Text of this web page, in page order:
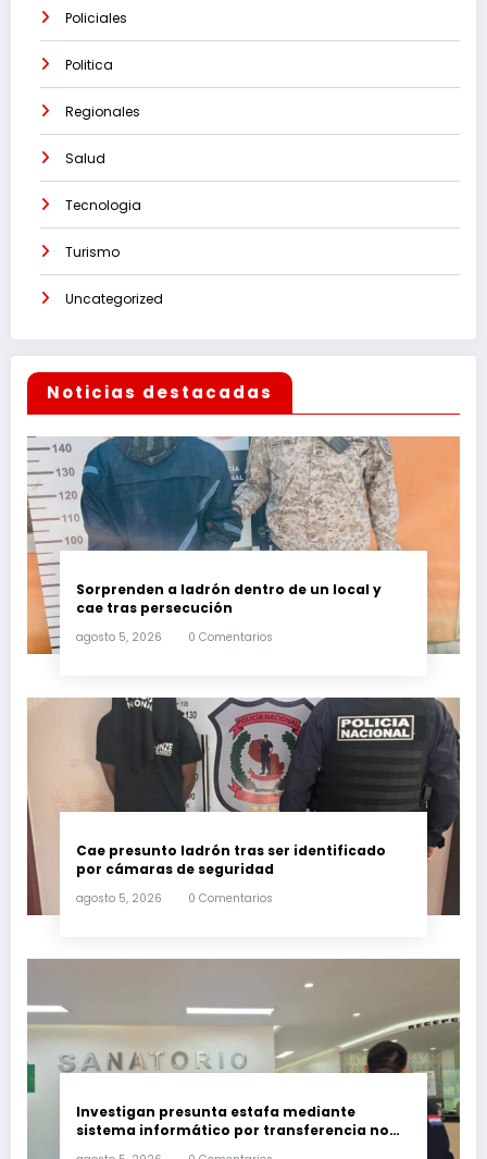
Policiales
Politica
Regionales
Salud
Tecnologia
Turismo
Uncategorized
Noticias destacadas
Sorprenden a ladrón dentro de un local y
cae tras persecución
agosto 5, 2026 0 Comentarios
Cae presunto ladrón tras ser identificado
por cámaras de seguridad
agosto 5, 2026 0 Comentarios
Investigan presunta estafa mediante
sistema informático por transferencia no